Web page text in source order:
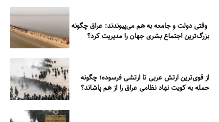
وقتی دولت و جامعه به هم می‌پیوندند: عراق چگونه
بزرگ‌ترین اجتماع بشری جهان را مدیریت کرد؟
از قوی‌ترین ارتش عربی تا ارتشی فرسوده؛ چگونه
حمله به کویت نهاد نظامی عراق را از هم پاشاند؟